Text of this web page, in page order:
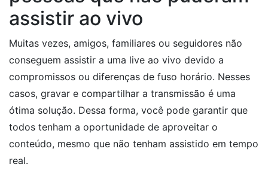
assistir ao vivo
Muitas vezes, amigos, familiares ou seguidores não
conseguem assistir a uma live ao vivo devido a
compromissos ou diferenças de fuso horário. Nesses
casos, gravar e compartilhar a transmissão é uma
ótima solução. Dessa forma, você pode garantir que
todos tenham a oportunidade de aproveitar o
conteúdo, mesmo que não tenham assistido em tempo
real.